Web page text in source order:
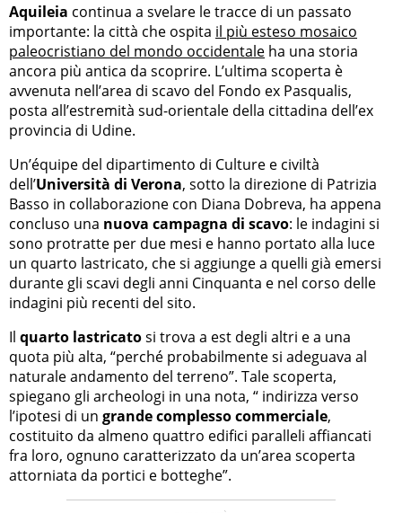
Aquileia continua a svelare le tracce di un passato
importante: la città che ospita il più esteso mosaico
paleocristiano del mondo occidentale ha una storia
ancora più antica da scoprire. L’ultima scoperta è
avvenuta nell’area di scavo del Fondo ex Pasqualis,
posta all’estremità sud-orientale della cittadina dell’ex
provincia di Udine.
Un’équipe del dipartimento di Culture e civiltà
dell’Università di Verona, sotto la direzione di Patrizia
Basso in collaborazione con Diana Dobreva, ha appena
concluso una nuova campagna di scavo: le indagini si
sono protratte per due mesi e hanno portato alla luce
un quarto lastricato, che si aggiunge a quelli già emersi
durante gli scavi degli anni Cinquanta e nel corso delle
indagini più recenti del sito.
Il quarto lastricatosi trova a est degli altri e a una
quota più alta, “perché probabilmente si adeguava al
naturale andamento del terreno”. Tale scoperta,
spiegano gli archeologi in una nota, “ indirizza verso
l’ipotesi di un grande complesso commerciale,
costituito da almeno quattro edifici paralleli affiancati
fra loro, ognuno caratterizzato da un’area scoperta
attorniata da portici e botteghe”.